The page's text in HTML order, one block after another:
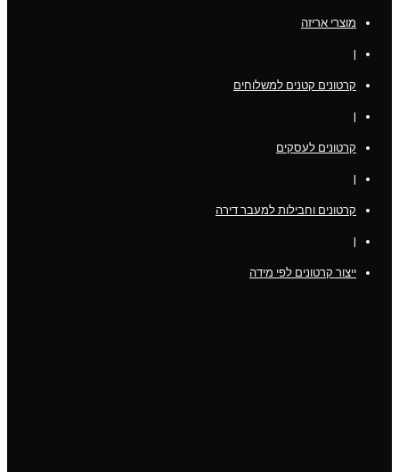
מוצרי אריזה
קרטונים קטנים למשלוחים
קרטונים לעסקים
קרטונים וחבילות למעבר דירה
ייצור קרטונים לפי מידה